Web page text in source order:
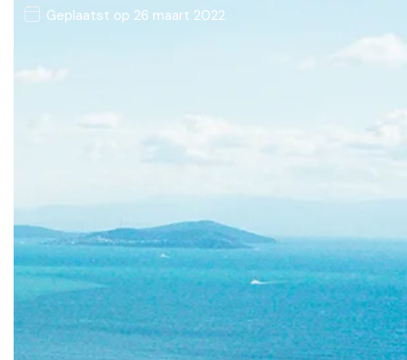
Geplaatst op 26 maart 2022